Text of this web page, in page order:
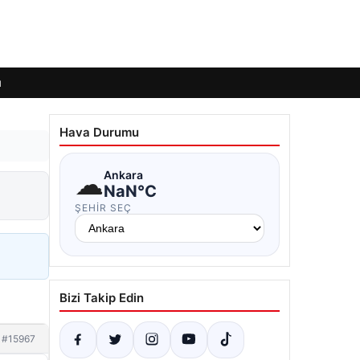
#15967
Hava Durumu
☁Ankara
NaN°C
ŞEHIR SEÇ
Bizi Takip Edin